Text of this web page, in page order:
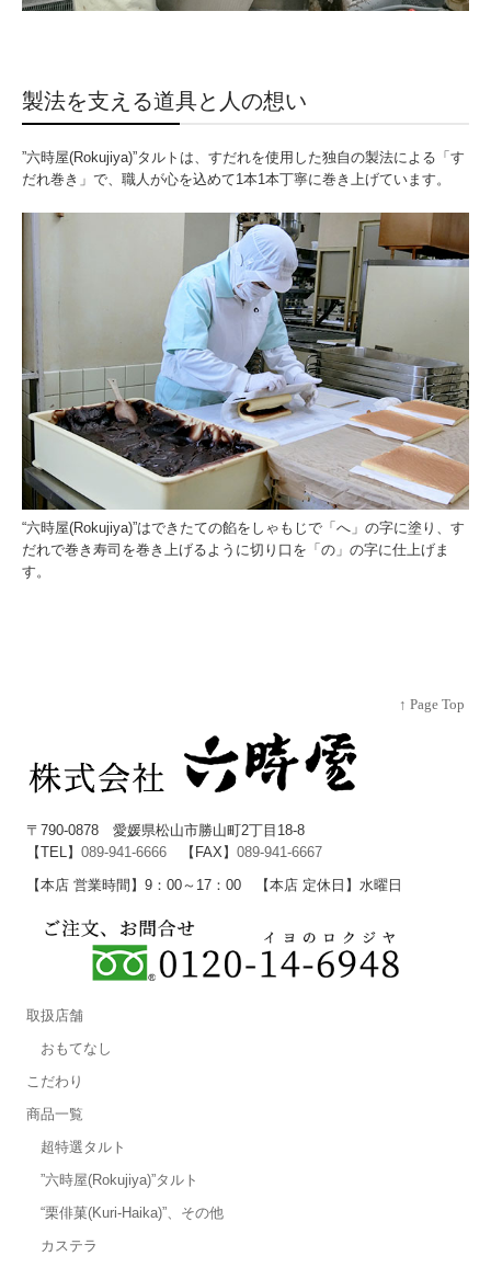
製法を支える道具と人の想い
”六時屋(Rokujiya)”タルトは、すだれを使用した独自の製法による「す
だれ巻き」で、職人が心を込めて1本1本丁寧に巻き上げています。
“六時屋(Rokujiya)”はできたての餡をしゃもじで「へ」の字に塗り、す
だれで巻き寿司を巻き上げるように切り口を「の」の字に仕上げま
す。
↑ Page Top
〒790-0878 愛媛県松山市勝山町2丁目18-8
【TEL】089-941-6666 【FAX】089-941-6667
【本店 営業時間】9：00～17：00 【本店 定休日】水曜日
取扱店舗
おもてなし
こだわり
商品一覧
超特選タルト
”六時屋(Rokujiya)”タルト
“栗俳菓(Kuri-Haika)”、その他
カステラ